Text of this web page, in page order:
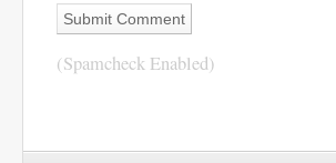
(Spamcheck Enabled)